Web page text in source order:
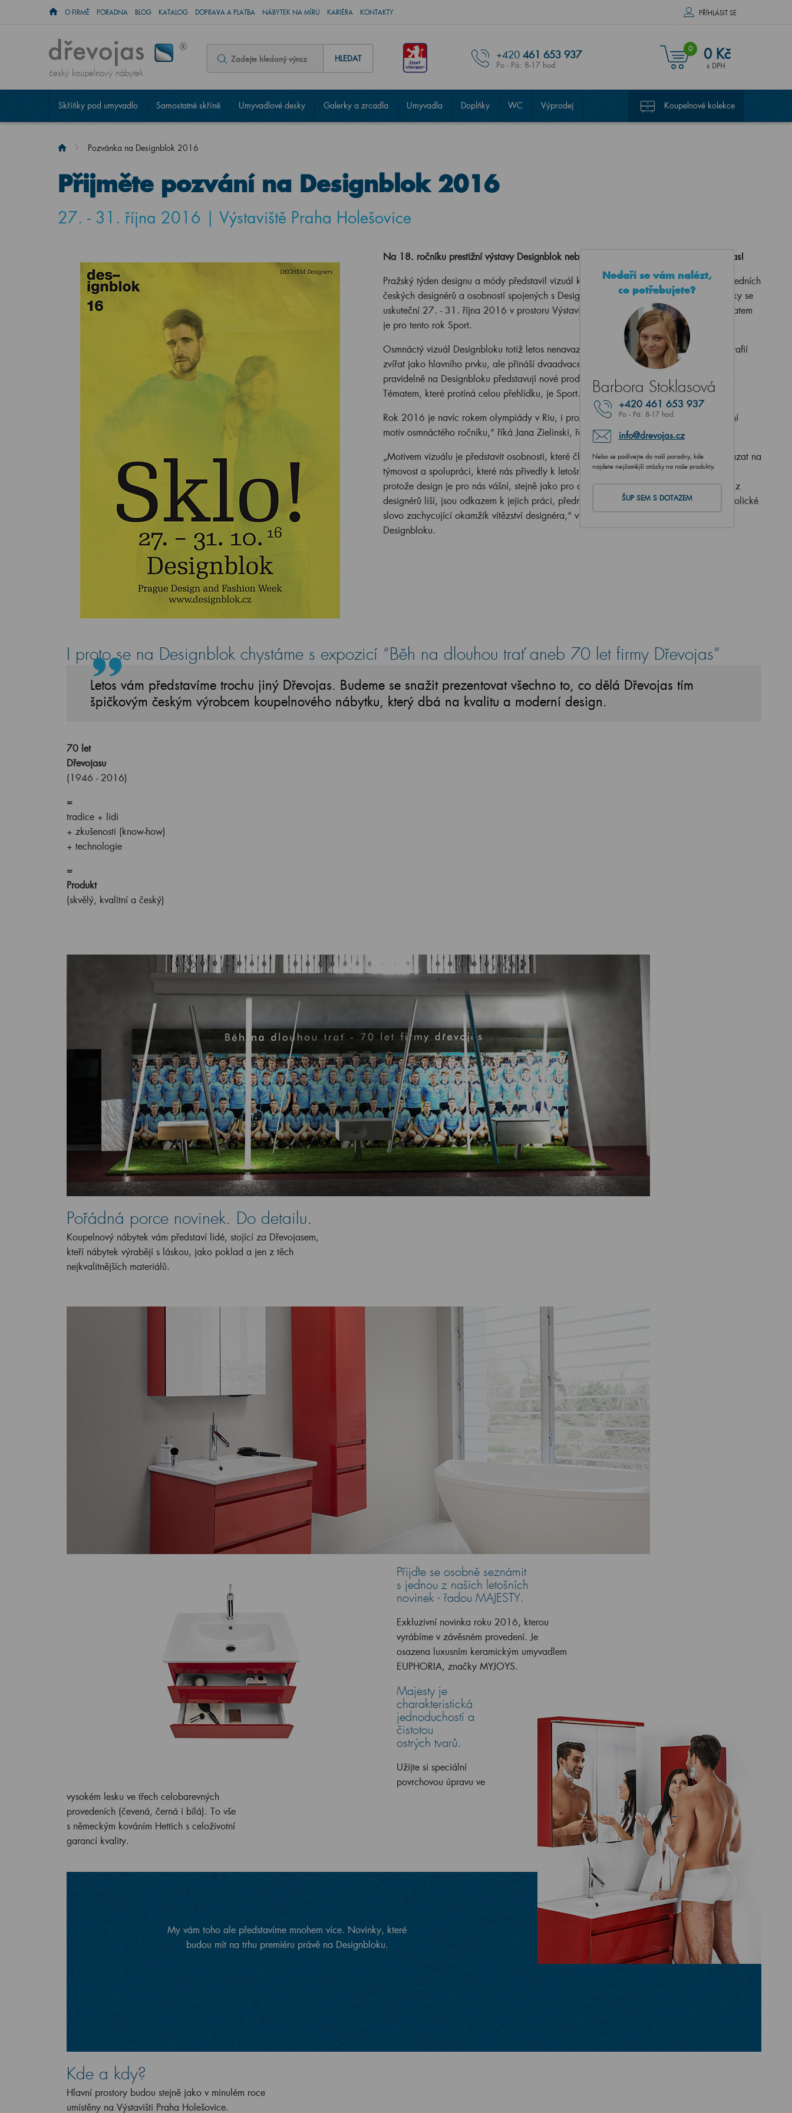
O FIRMĚ PORADNA BLOG KATALOG DOPRAVA A PLATBA NÁBYTEK NA MÍRU KARIÉRA KONTAKTY PŘÍHLÁSIT SE
český koupelnový nábytek
HLEDAT +420 461 653 937
Po - Pá: 8-17 hod.
0 0 Kč
s DPH
Skříňky pod umyvadlo Samostatné skříně Umyvadlové desky Galerky a zrcadla Umyvadla Doplňky WC Výprodej Koupelnové kolekce
Pozvánka na Designblok 2016
Přijměte pozvání na Designblok 2016
27. - 31. října 2016 | Výstaviště Praha Holešovice
Na 18. ročníku prestižní výstavy Designblok nebude jako každý rok chybět ani Dřevojas!
Pražský týden designu a módy představil vizuál k letošnímu ročníku. Zachycuje tváře předních
českých designérů a osobností spojených s Designblokem. Nadcházející ročník přehlídky se
uskuteční 27. - 31. října 2016 v prostoru Výstaviště Praha Holešovice a jednotícím tématem
je pro tento rok Sport.
Osmnáctý vizuál Designbloku totiž letos nenavazuje na tradici ikonické grafiky a fotografií
zvířat jako hlavního prvku, ale přináší dvaadvacet portrétů tuzemských designérů, kteří
pravidelně na Designbloku představují nové produkty a stojí za koncepty řady instalací.
Tématem, které protíná celou přehlídku, je Sport. „Když nemůžeš, tak přidej.
Rok 2016 je navíc rokem olympiády v Riu, i proto jsme vybrali téma Sport jako ústřední
motiv osmnáctého ročníku,“ říká Jana Zielinski, ředitelka Designbloku.
„Motivem vizuálu je představit osobnosti, které člověk na Designbloku potkává a poukázat na
týmovost a spolupráci, které nás přivedly k letošnímu tématu. Vizuálu dominují emoce,
protože design je pro nás vášní, stejně jako pro druhé sport. Slova, která se u každého z
designérů liší, jsou odkazem k jejich práci, předmětu, materiálu, nástroji či vášni - symbolické
slovo zachycující okamžik vítězství designéra,“ vysvětluje Jiří Macek, kreativní ředitel
Designbloku.
I proto se na Designblok chystáme s expozicí “Běh na dlouhou trať aneb 70 let firmy Dřevojas”
Letos vám představíme trochu jiný Dřevojas. Budeme se snažit prezentovat všechno to, co dělá Dřevojas tím
špičkovým českým výrobcem koupelnového nábytku, který dbá na kvalitu a moderní design.
70 let
Dřevojasu
(1946 - 2016)
=
tradice + lidi
+ zkušenosti (know-how)
+ technologie
=
Produkt
(skvělý, kvalitní a český)
Pořádná porce novinek. Do detailu.
Koupelnový nábytek vám představí lidé, stojící za Dřevojasem,
kteří nábytek výrabějí s láskou, jako poklad a jen z těch
nejkvalitnějších materiálů.
Přijďte se osobně seznámit
s jednou z našich letošních
novinek - řadou MAJESTY.
Exkluzivní novinka roku 2016, kterou
vyrábíme v závěsném provedení. Je
osazena luxusním keramickým umyvadlem
EUPHORIA, značky MYJOYS.
Majesty je
charakteristická
jednoduchostí a
čistotou
ostrých tvarů.
Užijte si speciální
povrchovou úpravu ve
vysokém lesku ve třech celobarevných
provedeních (čevená, černá i bílá). To vše
s německým kováním Hettich s celoživotní
garancí kvality.
My vám toho ale představíme mnohem více. Novinky, které
budou mít na trhu premiéru právě na Designbloku.
Kde a kdy?
Hlavní prostory budou stejně jako v minulém roce
umístěny na Výstavišti Praha Holešovice.
Nedaří se vám nalézt,
co potřebujete?
Barbora Stoklasová
+420 461 653 937
Po - Pá: 8-17 hod.
info@drevojas.cz
Nebo se podívejte do naší poradny, kde
najdete nejčastější otázky na naše produkty.
ŠUP SEM S DOTAZEM